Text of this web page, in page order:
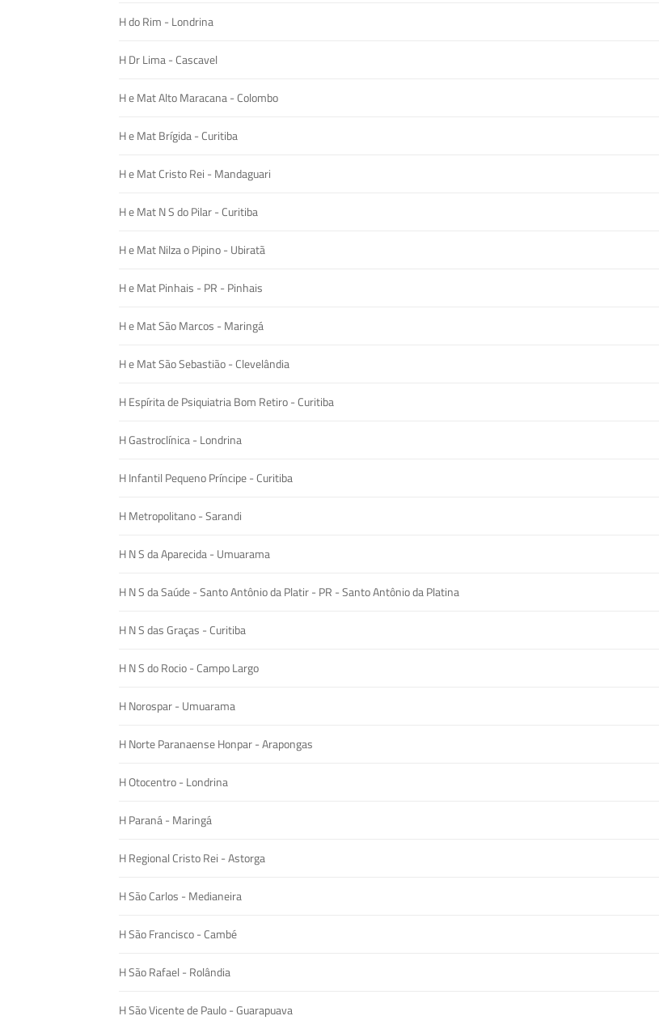
H do Rim - Londrina
H Dr Lima - Cascavel
H e Mat Alto Maracana - Colombo
H e Mat Brígida - Curitiba
H e Mat Cristo Rei - Mandaguari
H e Mat N S do Pilar - Curitiba
H e Mat Nilza o Pipino - Ubiratã
H e Mat Pinhais - PR - Pinhais
H e Mat São Marcos - Maringá
H e Mat São Sebastião - Clevelândia
H Espírita de Psiquiatria Bom Retiro - Curitiba
H Gastroclínica - Londrina
H Infantil Pequeno Príncipe - Curitiba
H Metropolitano - Sarandi
H N S da Aparecida - Umuarama
H N S da Saúde - Santo Antônio da Platir - PR - Santo Antônio da Platina
H N S das Graças - Curitiba
H N S do Rocio - Campo Largo
H Norospar - Umuarama
H Norte Paranaense Honpar - Arapongas
H Otocentro - Londrina
H Paraná - Maringá
H Regional Cristo Rei - Astorga
H São Carlos - Medianeira
H São Francisco - Cambé
H São Rafael - Rolândia
H São Vicente de Paulo - Guarapuava